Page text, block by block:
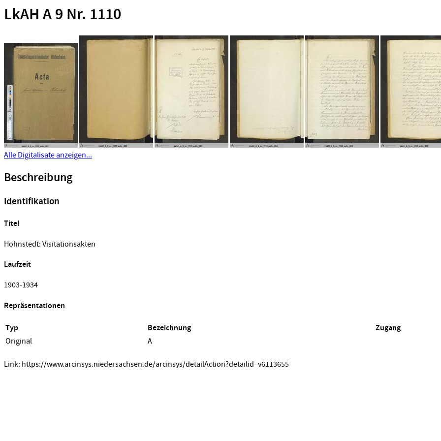
LkAH A 9 Nr. 1110
Alle Digitalisate anzeigen...
Beschreibung
Identifikation
Titel
Hohnstedt: Visitationsakten
Laufzeit
1903-1934
Repräsentationen
Typ Bezeichnung Zugang
Original A
Link: https://www.arcinsys.niedersachsen.de/arcinsys/detailAction?detailid=v6113655